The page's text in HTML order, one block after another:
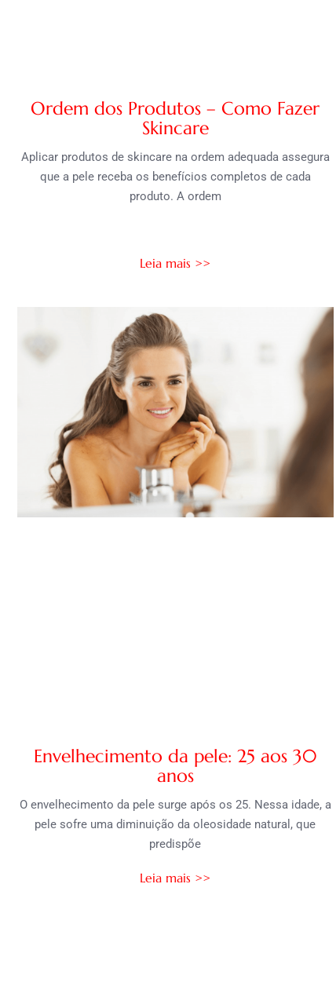
Ordem dos Produtos – Como Fazer
Skincare
Aplicar produtos de skincare na ordem adequada assegura
que a pele receba os benefícios completos de cada
produto. A ordem
Leia mais >>
Envelhecimento da pele: 25 aos 30
anos
O envelhecimento da pele surge após os 25. Nessa idade, a
pele sofre uma diminuição da oleosidade natural, que
predispõe
Leia mais >>